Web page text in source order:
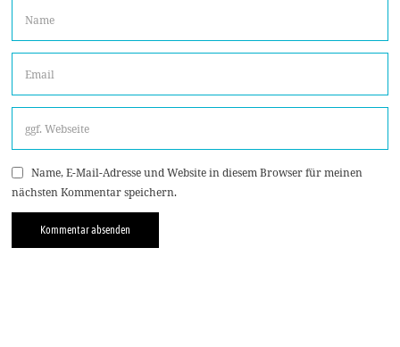
Name, E-Mail-Adresse und Website in diesem Browser für meinen
nächsten Kommentar speichern.